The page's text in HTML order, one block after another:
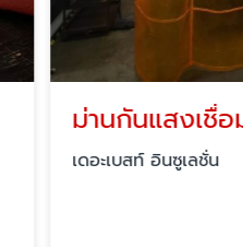
เดอะเบสท์ อินซูเลชั่น